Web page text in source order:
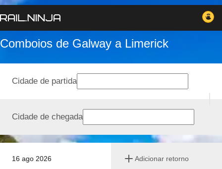
Comboios de Galway a Limerick
16 ago 2026 Adicionar retorno
Cidade de partida
Cidade de chegada